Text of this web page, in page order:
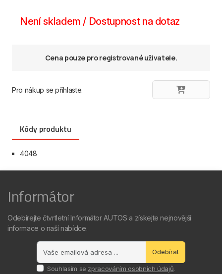
Není skladem / Dostupnost na dotaz
Cena pouze pro registrované uživatele.
Pro nákup se přihlaste.
Kódy produktu
4048
Informátor
Odebírejte čtvrtletní Informátor AUTOS a získejte nejnovější
informace o naší nabídce.
Odebírat
Souhlasím se zpracováním osobních údajů.